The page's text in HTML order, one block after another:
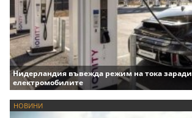
Нидерландия въвежда режим на тока заради
електромобилите
НОВИНИ